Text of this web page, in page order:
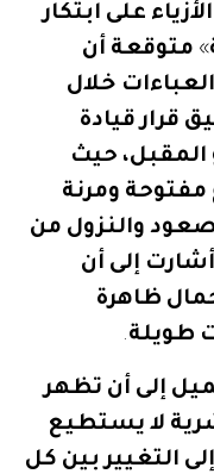
الأزياء على ابتكار
» متوقعة أن
العباءات خلال
قرار قيادة
المقبل، حيث
مفتوحة ومرنة
والنزول من
إلى أن
ظاهرة
طويلة.
إلى أن تظهر
لا يستطيع
إلى التغيير بين كل